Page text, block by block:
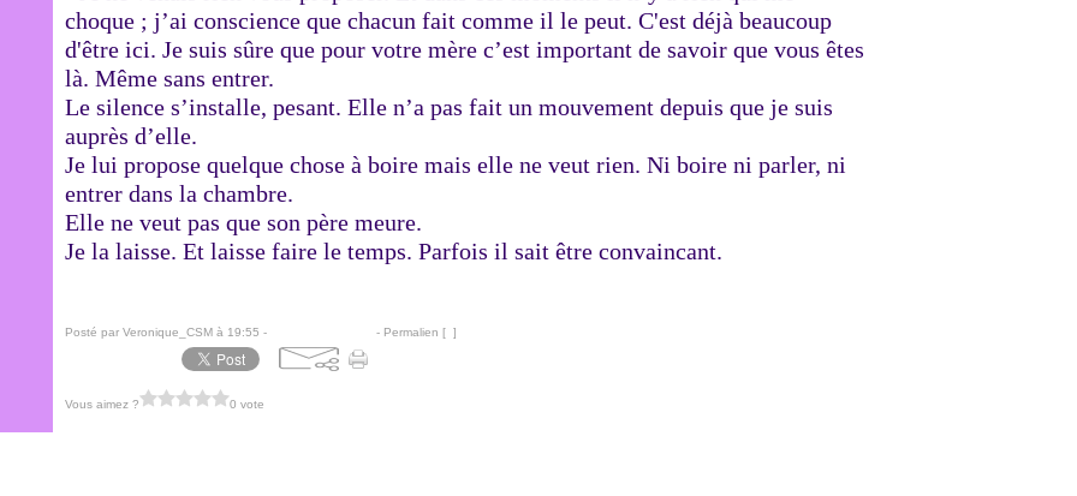
choque ; j’ai conscience que chacun fait comme il le peut. C'est déjà beaucoup
d'être ici. Je suis sûre que pour votre mère c’est important de savoir que vous êtes
là. Même sans entrer.
Le silence s’installe, pesant. Elle n’a pas fait un mouvement depuis que je suis
auprès d’elle.
Je lui propose quelque chose à boire mais elle ne veut rien. Ni boire ni parler, ni
entrer dans la chambre.
Elle ne veut pas que son père meure.
Je la laisse. Et laisse faire le temps. Parfois il sait être convaincant.
Posté par Veronique_CSM à 19:55 - - Permalien [ ]
Vous aimez ? 0 vote